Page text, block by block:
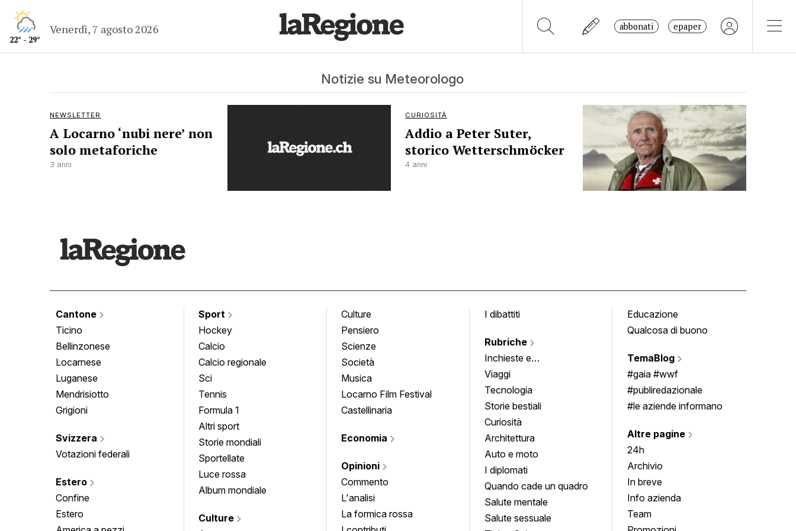
22° - 29°
Venerdì, 7 agosto 2026 abbonati epaper
Notizie su Meteorologo
NEWSLETTER
A Locarno ‘nubi nere’ non
solo metaforiche
3 anni
CURIOSITÀ
Addio a Peter Suter,
storico Wetterschmöcker
4 anni
Cantone
Ticino
Bellinzonese
Locarnese
Luganese
Mendrisiotto
Grigioni
Svizzera
Votazioni federali
Estero
Confine
Estero
Sport
Hockey
Calcio
Calcio regionale
Sci
Tennis
Formula 1
Altri sport
Storie mondiali
Sportellate
Luce rossa
Album mondiale
Culture
Culture
Pensiero
Scienze
Società
Musica
Locarno Film Festival
Castellinaria
Economia
Opinioni
Commento
L'analisi
La formica rossa
I dibattiti
Rubriche
Inchieste e
approfondimenti
Viaggi
Tecnologia
Storie bestiali
Curiosità
Architettura
Auto e moto
I diplomati
Quando cade un quadro
Salute mentale
Salute sessuale
Educazione
Qualcosa di buono
TemaBlog
#gaia #wwf
#publiredazionale
#le aziende informano
Altre pagine
24h
Archivio
In breve
Info azienda
Team